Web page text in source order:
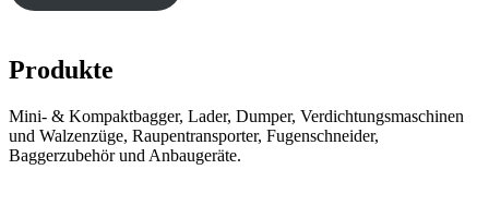
Produkte
Mini- & Kompaktbagger, Lader, Dumper, Verdichtungsmaschinen
und Walzenzüge, Raupentransporter, Fugenschneider,
Baggerzubehör und Anbaugeräte.